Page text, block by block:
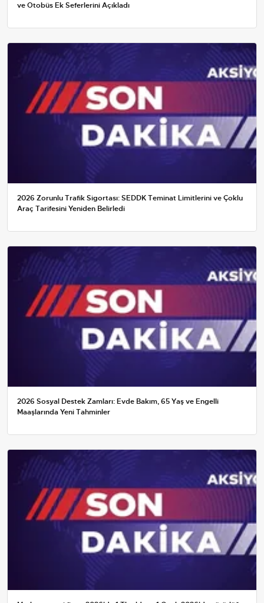
ve Otobüs Ek Seferlerini Açıkladı
2026 Zorunlu Trafik Sigortası: SEDDK Teminat Limitlerini ve Çoklu
Araç Tarifesini Yeniden Belirledi
2026 Sosyal Destek Zamları: Evde Bakım, 65 Yaş ve Engelli
Maaşlarında Yeni Tahminler